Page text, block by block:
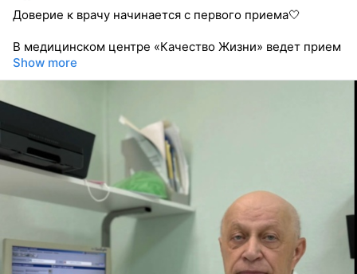
Доверие к врачу начинается с первого приема🤍
В медицинском центре «Качество Жизни» ведет прием
Show more